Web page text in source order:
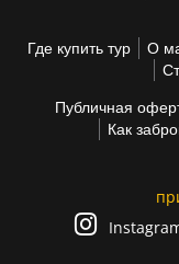
Где купить тур О
Публичная
Как